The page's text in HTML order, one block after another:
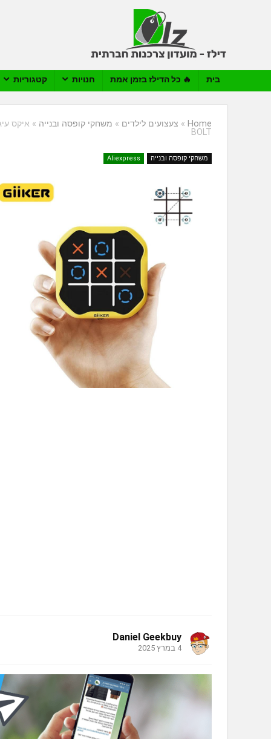
בית 🔥 כל הדילז בזמן אמת חנויות קטגוריות
Home
» צעצועים לילדים » משחקי קופסה ובנייה »
BOLT
משחקי קופסה ובנייה Aliexpress
Daniel Geekbuy
4 במרץ 2025